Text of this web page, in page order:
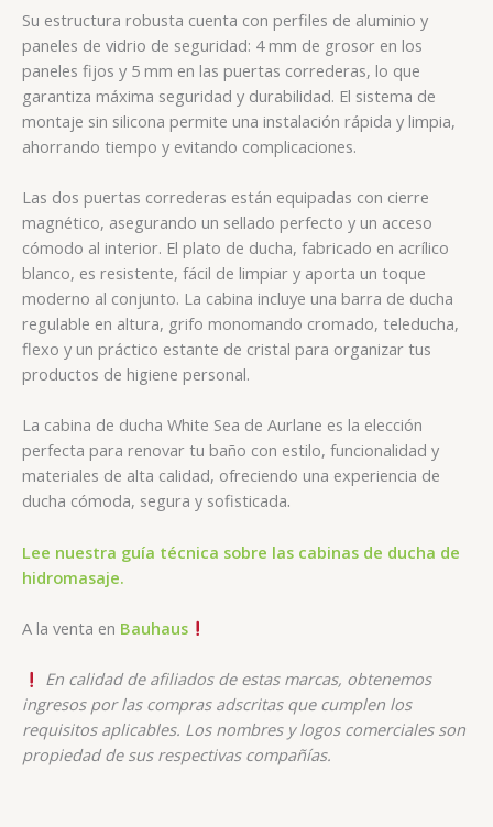
Su estructura robusta cuenta con perfiles de aluminio y
paneles de vidrio de seguridad: 4 mm de grosor en los
paneles fijos y 5 mm en las puertas correderas, lo que
garantiza máxima seguridad y durabilidad. El sistema de
montaje sin silicona permite una instalación rápida y limpia,
ahorrando tiempo y evitando complicaciones.
Las dos puertas correderas están equipadas con cierre
magnético, asegurando un sellado perfecto y un acceso
cómodo al interior. El plato de ducha, fabricado en acrílico
blanco, es resistente, fácil de limpiar y aporta un toque
moderno al conjunto. La cabina incluye una barra de ducha
regulable en altura, grifo monomando cromado, teleducha,
flexo y un práctico estante de cristal para organizar tus
productos de higiene personal.
La cabina de ducha White Sea de Aurlane es la elección
perfecta para renovar tu baño con estilo, funcionalidad y
materiales de alta calidad, ofreciendo una experiencia de
ducha cómoda, segura y sofisticada.
Lee nuestra guía técnica sobre las cabinas de ducha de
hidromasaje.
A la venta en Bauhaus
En calidad de afiliados de estas marcas, obtenemos
ingresos por las compras adscritas que cumplen los
requisitos aplicables. Los nombres y logos comerciales son
propiedad de sus respectivas compañías.